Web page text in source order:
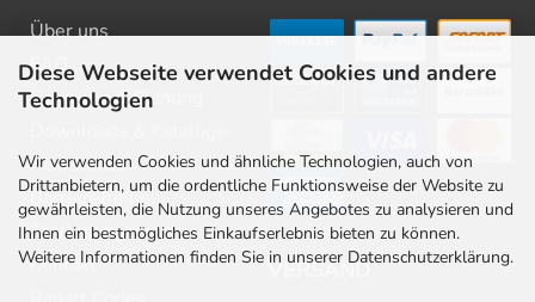
Diese Webseite verwendet Cookies und andere
Technologien
Wir verwenden Cookies und ähnliche Technologien, auch von
Drittanbietern, um die ordentliche Funktionsweise der Website zu
gewährleisten, die Nutzung unseres Angebotes zu analysieren und
Ihnen ein bestmögliches Einkaufserlebnis bieten zu können.
Weitere Informationen finden Sie in unserer Datenschutzerklärung.
Über uns
FAQ
Beratung & Planung
Newsletter
Barrierefreiheit
Stellenangebote
Kontakt
VERSAND